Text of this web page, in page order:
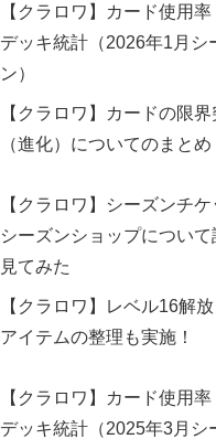
【クラロワ】カード使用
デッキ統計（2026年1月シ
ン）
【クラロワ】カードの限界
（進化）についてのまとめ
【クラロワ】シーズンチケ
シーズンショップについて
見てみた
【クラロワ】レベル16解
アイテムの整理も実施！
【クラロワ】カード使用
デッキ統計（2025年3月シ